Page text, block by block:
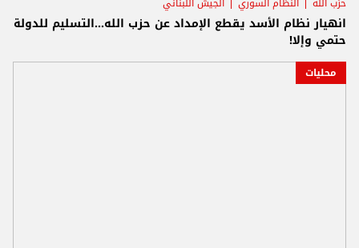
انهيار نظام الأسد يقطع الإمداد عن حزب الله...التسليم للدولة
حتمي وإلا!
محليات